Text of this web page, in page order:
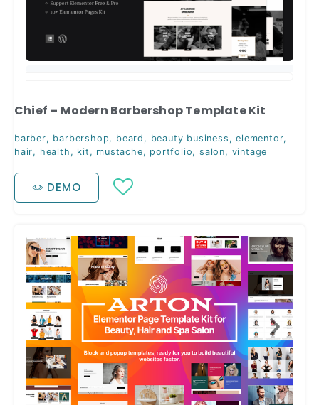
Chief – Modern Barbershop Template Kit
barber, barbershop, beard , beauty business ,elementor,
hair, health , kit , mustache, portfolio,salon, vintage
DEMO